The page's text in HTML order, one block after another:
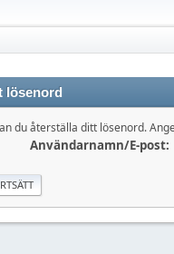
lösenord
du återställa ditt lösenord.
Användarnamn/E-post: